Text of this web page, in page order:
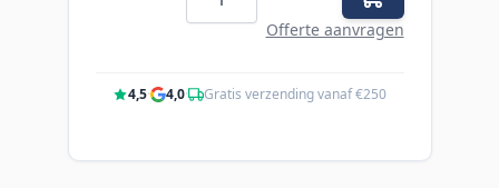
Offerte aanvragen
4,5· 4,0· Gratis verzending vanaf €250